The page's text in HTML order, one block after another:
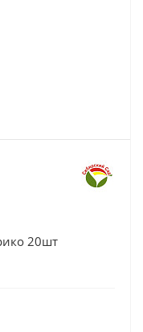
20шт